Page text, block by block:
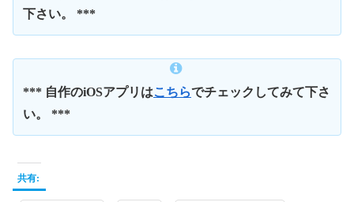
下さい。 ***
*** 自作のiOSアプリはこちらでチェックしてみて下さ
い。 ***
共有: